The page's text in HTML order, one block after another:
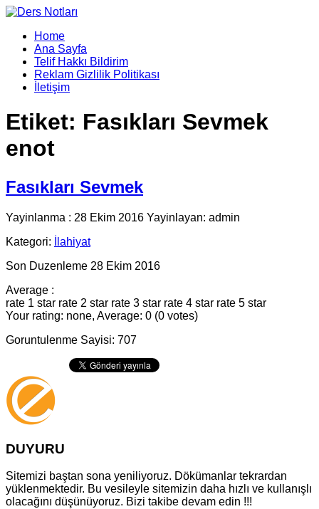
Home
Ana Sayfa
Telif Hakkı Bildirim
Reklam Gizlilik Politikası
İletişim
Etiket: Fasıkları Sevmek
enot
Fasıkları Sevmek
Yayinlanma : 28 Ekim 2016 Yayinlayan: admin
Kategori:
İlahiyat
Son Duzenleme 28 Ekim 2016
Average :
rate 1 star rate 2 star rate 3 star rate 4 star rate 5 star
Your rating: none, Average: 0 (0 votes)
Goruntulenme Sayisi: 707
DUYURU
Sitemizi baştan sona yeniliyoruz. Dökümanlar tekrardan
yüklenmektedir. Bu vesileyle sitemizin daha hızlı ve kullanışlı
olacağını düşünüyoruz. Bizi takibe devam edin !!!